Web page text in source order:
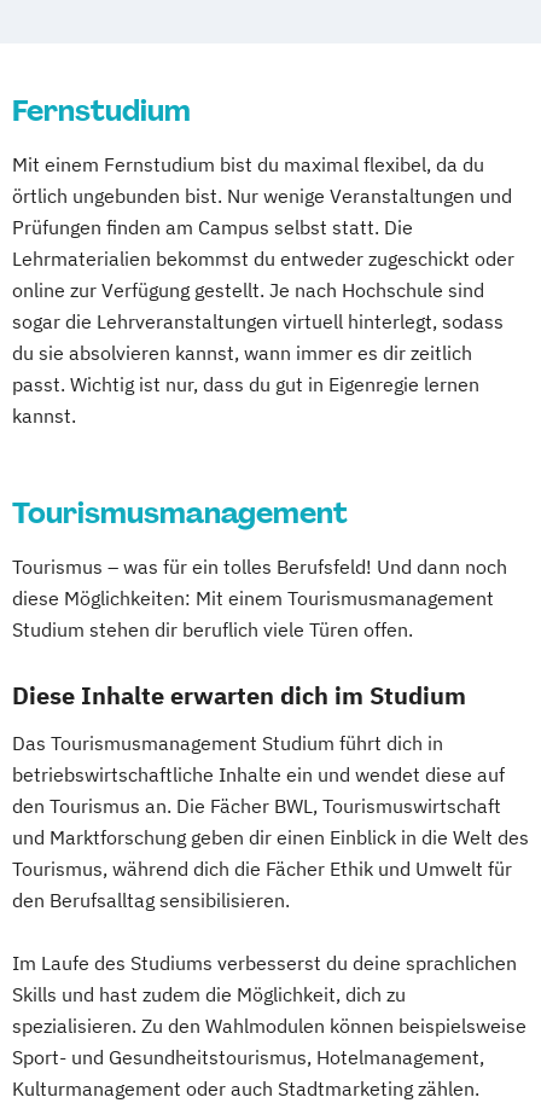
Fernstudium
Mit einem Fernstudium bist du maximal flexibel, da du
örtlich ungebunden bist. Nur wenige Veranstaltungen und
Prüfungen finden am Campus selbst statt. Die
Lehrmaterialien bekommst du entweder zugeschickt oder
online zur Verfügung gestellt. Je nach Hochschule sind
sogar die Lehrveranstaltungen virtuell hinterlegt, sodass
du sie absolvieren kannst, wann immer es dir zeitlich
passt. Wichtig ist nur, dass du gut in Eigenregie lernen
kannst.
Tourismusmanagement
Tourismus – was für ein tolles Berufsfeld! Und dann noch
diese Möglichkeiten: Mit einem Tourismusmanagement
Studium stehen dir beruflich viele Türen offen.
Diese Inhalte erwarten dich im Studium
Das Tourismusmanagement Studium führt dich in
betriebswirtschaftliche Inhalte ein und wendet diese auf
den Tourismus an. Die Fächer BWL, Tourismuswirtschaft
und Marktforschung geben dir einen Einblick in die Welt des
Tourismus, während dich die Fächer Ethik und Umwelt für
den Berufsalltag sensibilisieren.
Im Laufe des Studiums verbesserst du deine sprachlichen
Skills und hast zudem die Möglichkeit, dich zu
spezialisieren. Zu den Wahlmodulen können beispielsweise
Sport- und Gesundheitstourismus, Hotelmanagement,
Kulturmanagement oder auch Stadtmarketing zählen.